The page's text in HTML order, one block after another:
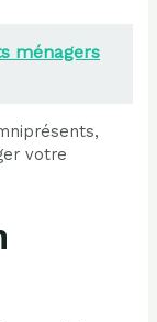
ménagers
votre